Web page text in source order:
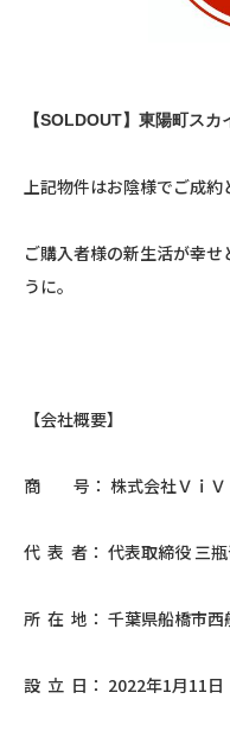
【SOLDOUT】東陽町スカ
上記物件はお陰様でご成約
ご購入者様の新生活が幸
うに。
【会社概要】
商 号： 株式会社ＶｉＶ
代 表 者： 代表取締役 三
所 在 地： 千葉県船橋市
設 立 日： 2022年1月11日